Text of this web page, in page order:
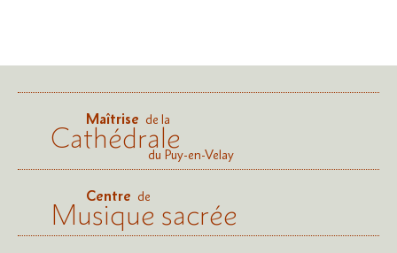
Maîtrise de la
Cathédraledu Puy-en-Velay
Centre de
Musique sacrée